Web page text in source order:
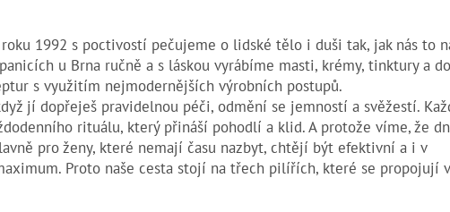
1992 s poctivostí pečujeme o lidské tělo i duši tak, jak nás to
u Brna ručně a s láskou vyrábíme masti, krémy, tinktury a
s využitím nejmodernějších výrobních postupů.
jí dopřeješ pravidelnou péči, odmění se jemností a svěžestí.
rituálu, který přináší pohodlí a klid. A protože víme, že
pro ženy, které nemají času nazbyt, chtějí být efektivní a i v
Proto naše cesta stojí na třech pilířích, které se propojují